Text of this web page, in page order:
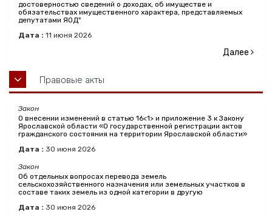
достоверностью сведений о доходах, об имуществе и
обязательствах имущественного характера, представляемых
депутатами ЯОД"
Дата : 11 июня 2026
Далее
Правовые акты
Закон
О внесении изменений в статью 16<1> и приложение 3 к Закону
Ярославской области «О государственной регистрации актов
гражданского состояния на территории Ярославской области»
Дата : 30 июня 2026
Закон
Об отдельных вопросах перевода земель
сельскохозяйственного назначения или земельных участков в
составе таких земель из одной категории в другую
Дата : 30 июня 2026